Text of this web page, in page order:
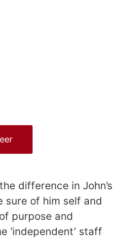
difference in John’s
sure of him self and
purpose and
‘independent’ staff